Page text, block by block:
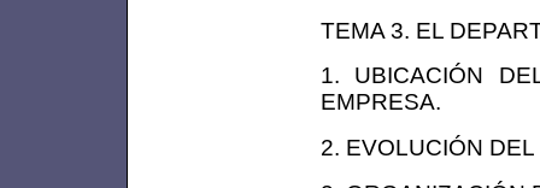
TEMA 3. EL
1. UBICACIÓN
EMPRESA.
2. EVOLUCIÓN